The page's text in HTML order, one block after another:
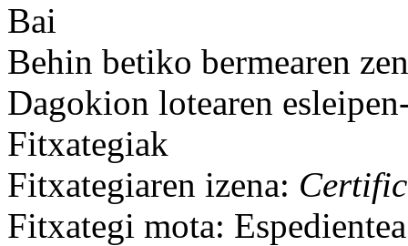
Bai
Behin betiko bermearen
Dagokion lotearen
Fitxategiak
Fitxategiaren izena:
Fitxategi mota: